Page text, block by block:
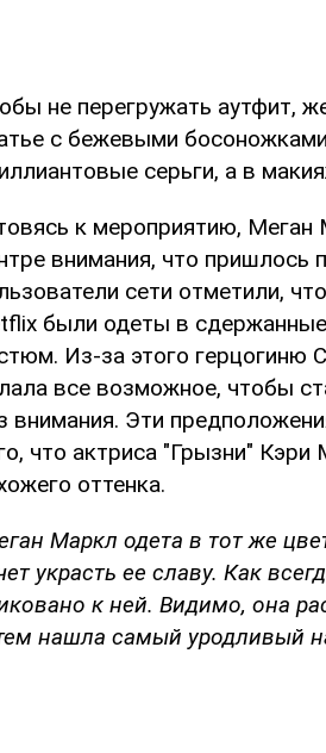
не перегружать аутфит,
с бежевыми
серьги, а в
к мероприятию, Меган
внимания, что
сети отметили,
были одеты в
Из-за этого герцогиню
все возможное, чтобы
внимания. Эти
что актриса "Грызни"
оттенка.
Маркл одета в тот же
украсть ее славу. Как
к ней. Видимо, она
нашла самый уродливый